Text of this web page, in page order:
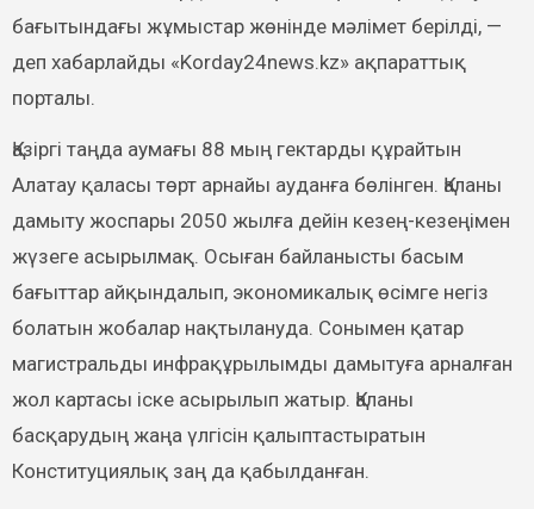
бағытындағы жұмыстар жөнінде мәлімет берілді, —
деп хабарлайды «Korday24news.kz» ақпараттық
порталы.
Қазіргі таңда аумағы 88 мың гектарды құрайтын
Алатау қаласы төрт арнайы ауданға бөлінген. Қаланы
дамыту жоспары 2050 жылға дейін кезең-кезеңімен
жүзеге асырылмақ. Осыған байланысты басым
бағыттар айқындалып, экономикалық өсімге негіз
болатын жобалар нақтылануда. Сонымен қатар
магистральды инфрақұрылымды дамытуға арналған
жол картасы іске асырылып жатыр. Қаланы
басқарудың жаңа үлгісін қалыптастыратын
Конституциялық заң да қабылданған.